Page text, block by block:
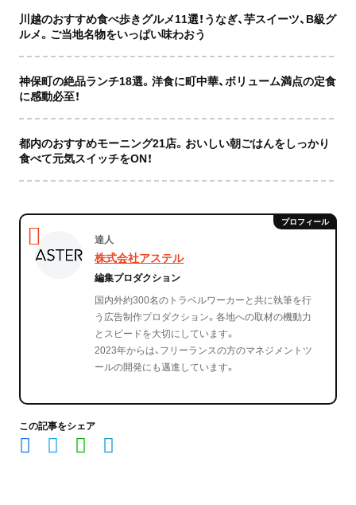
川越のおすすめ食べ歩きグルメ11選！うなぎ、芋スイーツ、B級グ
ルメ。ご当地名物をいっぱい味わおう
神保町の絶品ランチ18選。洋食に町中華、ボリューム満点の定食
に感動必至！
都内のおすすめモーニング21店。おいしい朝ごはんをしっかり
食べて元気スイッチをON！
達人
株式会社アステル
編集プロダクション
国内外約300名のトラベルワーカーと共に執筆を行
う広告制作プロダクション。各地への取材の機動力
とスピードを大切にしています。
2023年からは、フリーランスの方のマネジメントツ
ールの開発にも邁進しています。
この記事をシェア